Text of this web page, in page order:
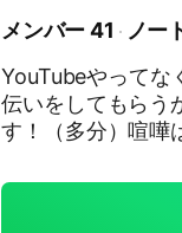
メンバー 41
ノー
YouTubeやってな
伝いをしてもらう
す！（多分）喧嘩
れると嬉しいです